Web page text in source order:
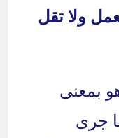
ولا تقل
بمعنى
جرى